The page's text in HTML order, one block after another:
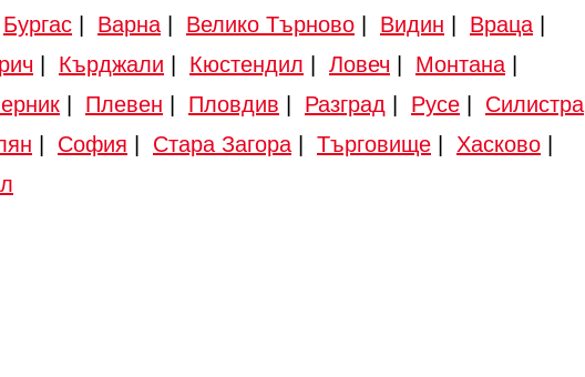
Бургас Варна Велико Търново Видин Враца
Кърджали Кюстендил Ловеч Монтана
Плевен Пловдив Разград Русе Силистра
София Стара Загора Търговище Хасково